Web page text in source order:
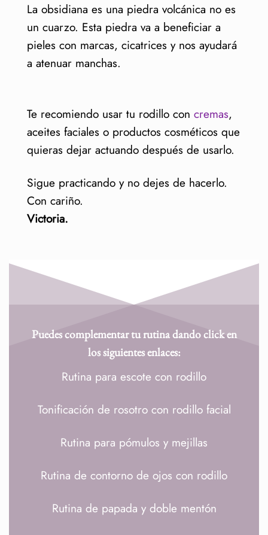
La obsidiana es una piedra volcánica no es
un cuarzo. Esta piedra va a beneficiar a
pieles con marcas, cicatrices y nos ayudará
a atenuar manchas.
Te recomiendo usar tu rodillo con cremas,
aceites faciales o productos cosméticos que
quieras dejar actuando después de usarlo.
Sigue practicando y no dejes de hacerlo.
Con cariño.
Victoria.
Puedes complementar tu rutina dando click en
los siguientes enlaces:
Rutina para escote con rodillo
Tonificación de rosotro con rodillo facial
Rutina para pómulos y mejillas
Rutina de contorno de ojos con rodillo
Rutina de papada y doble mentón